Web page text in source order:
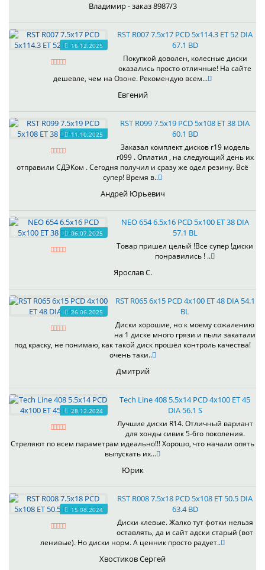
Владимир - заказ 8987/3
16.12.2025
RST R007 7.5x17 PCD 5x114.3 ET 52 DIA
67.1 BD
Покупкой доволен, колесные диски
оказались просто отличные! На сайте
дешевле, чем на Озоне. Рекомендую всем...
Евгений
11.10.2025
RST R099 7.5x19 PCD 5x108 ET 38 DIA
60.1 BD
Заказал комплект дисков r19 модель
r099 . Оплатил , на следующий день их
отправили СДЭКом . Сегодня получил и сразу же одел резину. Всё
супер! Время в..
Андрей Юрьевич
06.07.2025
NEO 654 6.5x16 PCD 5x100 ET 38 DIA
57.1 BL
Товар пришел целый !Все супер !диски
понравились ! ..
Ярослав С.
26.06.2025
RST R065 6x15 PCD 4x100 ET 48 DIA 54.1
BL
Диски хорошие, но к моему сожалению
на 1 диске много грязи и пыли закатали
под краску, не понимаю, как такой диск прошёл контроль качества!
очень таки..
Дмитрий
28.12.2024
Tech Line 408 5.5x14 PCD 4x100 ET 45
DIA 56.1 S
Лучшие диски R14. Отличный вариант
для хонды сивик 5-6го поколения.
Стреляют по всем параметрам идеально!!! Хорошо, что начали опять
выпускать их...
Юрик
15.08.2024
RST R008 7.5x18 PCD 5x108 ET 50.5 DIA
63.4 BD
Диски клевые. Жалко тут фотки нельзя
оставлять, да и сайт адски старый (вот
ленивые). Но диски норм. А ценник просто радует..
Хвостиков Сергей